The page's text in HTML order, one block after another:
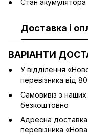
Стан акумулятора
Доставка і
ВАРІАНТИ
У відділення
перевізника від
Cамовивіз з наших
безкоштовно
Адресна
перевізника